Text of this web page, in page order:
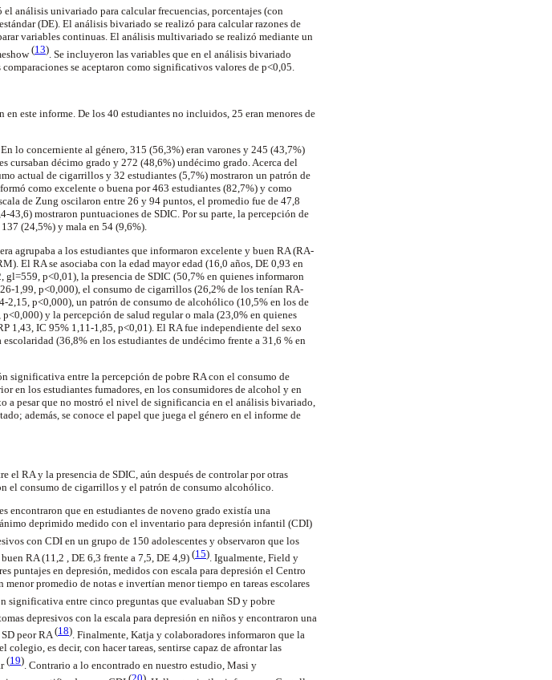
el análisis univariado para calcular frecuencias, porcentajes (con
(DE). El análisis bivariado se realizó para calcular razones de
variables continuas. El análisis multivariado se realizó mediante un
(13) . Se incluyeron las variables que en el análisis bivariado
se aceptaron como significativos valores de p<0,05.
este informe. De los 40 estudiantes no incluidos, 25 eran menores de
lo concerniente al género, 315 (56,3%) eran varones y 245 (43,7%)
cursaban décimo grado y 272 (48,6%) undécimo grado. Acerca del
actual de cigarrillos y 32 estudiantes (5,7%) mostraron un patrón de
como excelente o buena por 463 estudiantes (82,7%) y como
de Zung oscilaron entre 26 y 94 puntos, el promedio fue de 47,8
mostraron puntuaciones de SDIC. Por su parte, la percepción de
(24,5%) y mala en 54 (9,6%).
agrupaba a los estudiantes que informaron excelente y buen RA (RA-
El RA se asociaba con la edad mayor edad (16,0 años, DE 0,93 en
p<0,01), la presencia de SDIC (50,7% en quienes informaron
1,99, p<0,000), el consumo de cigarrillos (26,2% de los tenían RA-
p<0,000), un patrón de consumo de alcohólico (10,5% en los de
y la percepción de salud regular o mala (23,0% en quienes
1,43, IC 95% 1,11-1,85, p<0,01). El RA fue independiente del sexo
(36,8% en los estudiantes de undécimo frente a 31,6 % en
significativa entre la percepción de pobre RA con el consumo de
en los estudiantes fumadores, en los consumidores de alcohol y en
pesar que no mostró el nivel de significancia en el análisis bivariado,
además, se conoce el papel que juega el género en el informe de
el RA y la presencia de SDIC, aún después de controlar por otras
el consumo de cigarrillos y el patrón de consumo alcohólico.
encontraron que en estudiantes de noveno grado existía una
deprimido medido con el inventario para depresión infantil (CDI)
con CDI en un grupo de 150 adolescentes y observaron que los
RA (11,2 , DE 6,3 frente a 7,5, DE 4,9) (15). Igualmente, Field y
puntajes en depresión, medidos con escala para depresión el Centro
promedio de notas e invertían menor tiempo en tareas escolares
significativa entre cinco preguntas que evaluaban SD y pobre
depresivos con la escala para depresión en niños y encontraron una
peor RA(18). Finalmente, Katja y colaboradores informaron que la
es decir, con hacer tareas, sentirse capaz de afrontar las
(19) . Contrario a lo encontrado en nuestro estudio, Masi y